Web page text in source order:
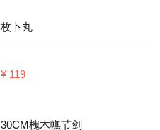
枚卜丸
¥ 119
30CM槐木幠节剑